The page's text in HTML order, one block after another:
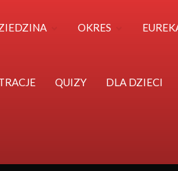
OKRES
QUIZY DLA DZIECI